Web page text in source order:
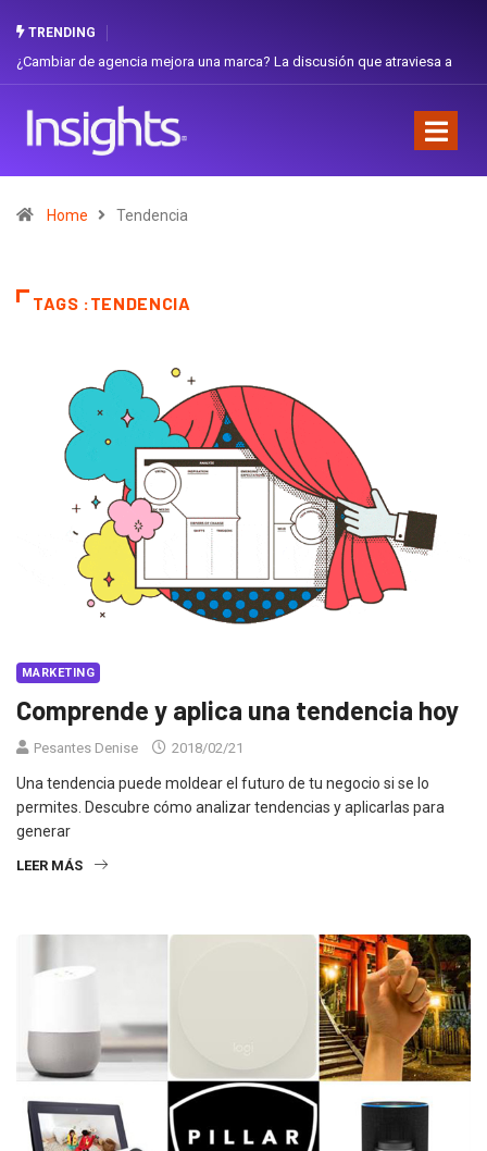
TRENDING
que atraviesa a
Gabriela Herrera y el arte de cambiarse el sombrero en
Home Tendencia
TAGS :TENDENCIA
MARKETING
Comprende y aplica una tendencia hoy
Pesantes Denise 2018/02/21
Una tendencia puede moldear el futuro de tu negocio si se lo
permites. Descubre cómo analizar tendencias y aplicarlas para
generar
LEER MÁS